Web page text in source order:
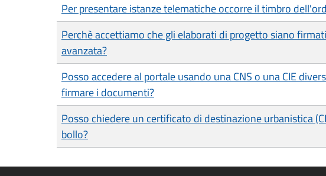
Per presentare istanze telematiche occorre il timbro
Perchè accettiamo che gli elaborati di progetto siano
avanzata?
Posso accedere al portale usando una CNS o una CIE
firmare i documenti?
Posso chiedere un certificato di destinazione urbanistica
bollo?